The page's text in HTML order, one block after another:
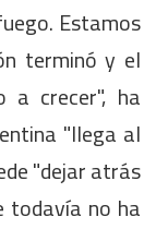
Estamos
terminó y el
a crecer", ha
"llega al
"dejar atrás
todavía no ha